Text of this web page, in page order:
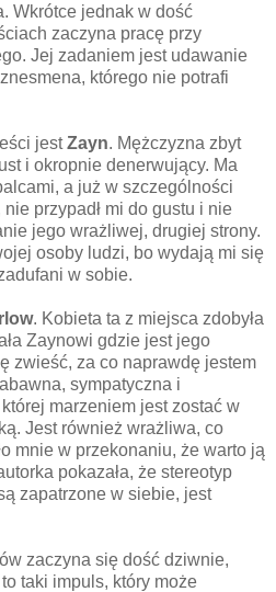
Wkrótce jednak w dość
zaczyna pracę przy
Jej zadaniem jest udawanie
którego nie potrafi
jestZayn. Mężczyzna zbyt
i okropnie denerwujący. Ma
a już w szczególności
przypadł mi do gustu i nie
jego wrażliwej, drugiej strony.
osoby ludzi, bo wydają mi się
w sobie.
. Kobieta ta z miejsca zdobyła
Zaynowi gdzie jest jego
zwieść, za co naprawdę jestem
sympatyczna i
marzeniem jest zostać w
Jest również wrażliwa, co
mnie w przekonaniu, że warto ją
pokazała, że stereotyp
zapatrzone w siebie, jest
zaczyna się dość dziwnie,
taki impuls, który może